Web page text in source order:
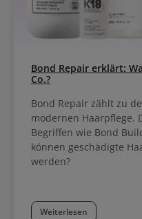
Bond Repair erklärt:
Co.?
Bond Repair zählt zu
modernen Haarpflege.
Begriffen wie Bond
können geschädigte
werden?
Weiterlesen